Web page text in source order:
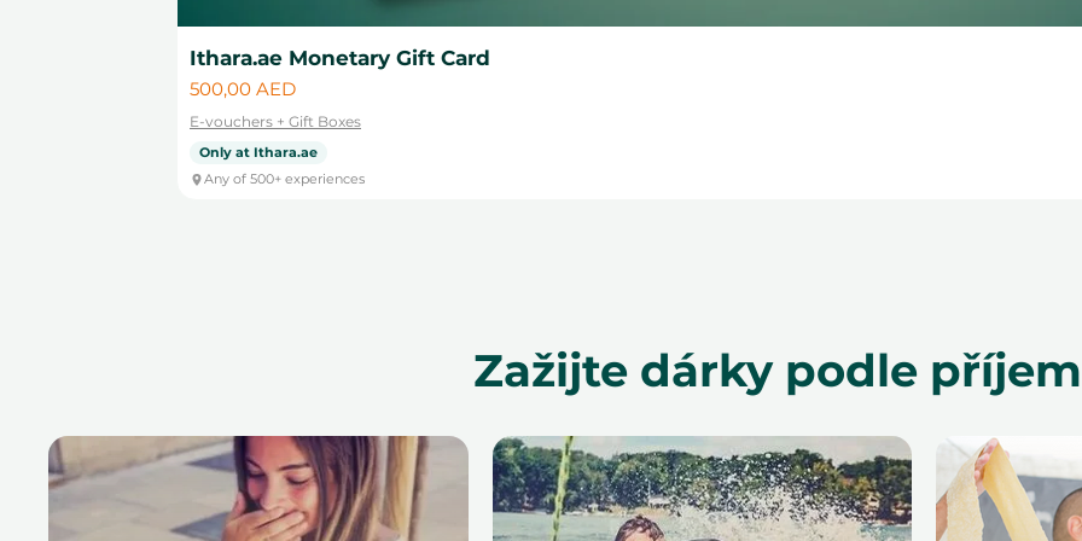
Ithara.ae Monetary Gift Card
Cena
500,00 AED
E-vouchers + Gift Boxes
Only at Ithara.ae
Any of 500+ experiences
Zažijte dárky podle